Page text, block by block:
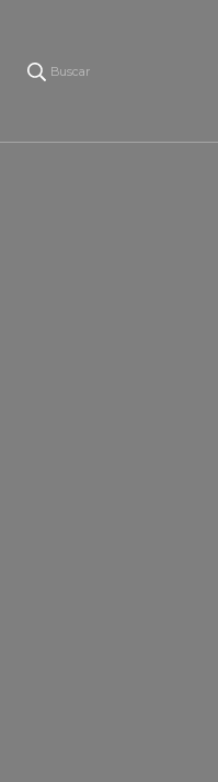
Buscar